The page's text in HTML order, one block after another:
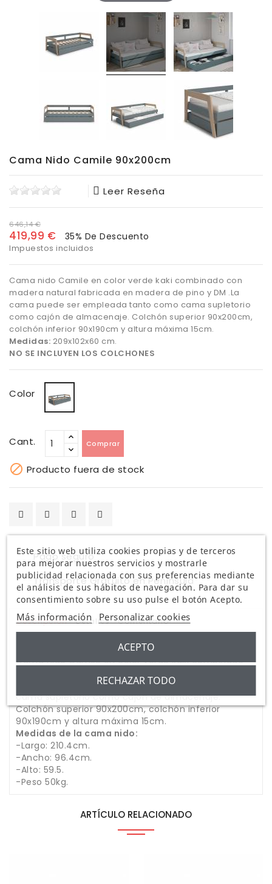
Cama Nido Camile 90x200cm
Leer Reseña
646,14 €
419,99 € 35% De Descuento
Impuestos incluidos
Cama nido Camile en color verde kaki combinado con
madera natural fabricada en madera de pino y DM .La
cama puede ser empleada tanto como cama supletorio
como cajón de almacenaje. Colchón superior 90x200cm,
colchón inferior 90x190cm y altura máxima 15cm.
Medidas: 209x102x60 cm.
NO SE INCLUYEN LOS COLCHONES
Color
Cant. Comprar
 Producto fuera de stock
Pago seguro
Transporte Gratuito en Península
Descripción Detalles Comentario
Comprar cama nido juvenil Camile
Cama nido Camile en color verde kaki combinado
DM .La cama puede ser empleada tanto como
cama supletorio como cajón de almacenaje.
Colchón superior 90x200cm, colchón inferior
90x190cm y altura máxima 15cm.
Medidas de la cama nido:
-Largo: 210.4cm.
-Ancho: 96.4cm.
-Alto: 59.5.
-Peso 50kg.
ARTÍCULO RELACIONADO
Este sitio web utiliza cookies propias y de terceros
para mejorar nuestros servicios y mostrarle
publicidad relacionada con sus preferencias mediante
el análisis de sus hábitos de navegación. Para dar su
consentimiento sobre su uso pulse el botón Acepto.
Más información Personalizar cookies
RECHAZAR TODO
ACEPTO